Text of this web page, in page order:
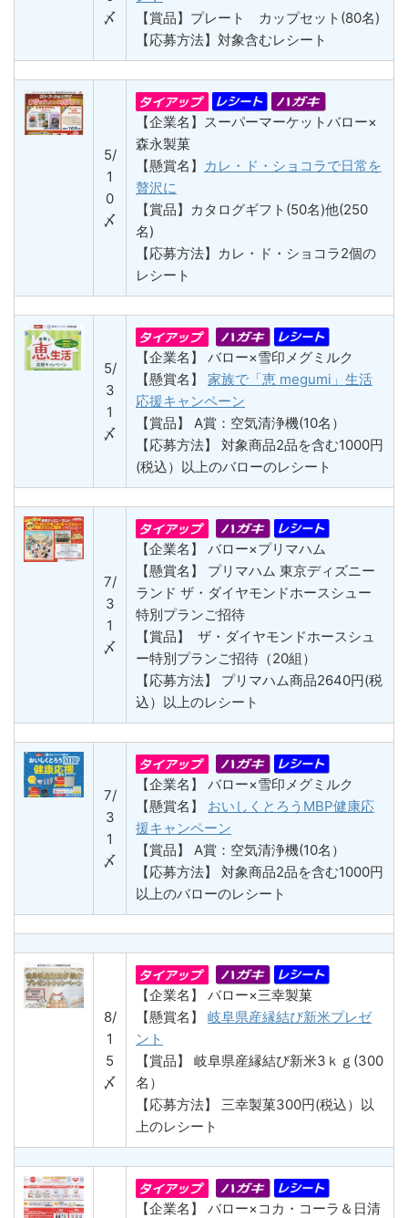
〆
【賞品】プレート カップセット(80名)
【応募方法】対象含むレシート
5/
1
0
〆
【企業名】スーパーマーケットバロー×
森永製菓
【懸賞名】 カレ・ド・ショコラで日常を
贅沢に
【賞品】カタログギフト(50名)他(250
名)
【応募方法】カレ・ド・ショコラ2個の
レシート
5/
3
1
〆
【企業名】 バロー×雪印メグミルク
【懸賞名】 家族で「恵 megumi」生活
応援キャンペーン
【賞品】 A賞：空気清浄機(10名）
【応募方法】 対象商品2品を含む1000円
(税込）以上のバローのレシート
7/
3
1
〆
【企業名】 バロー×プリマハム
【懸賞名】 プリマハム 東京ディズニー
ランド ザ・ダイヤモンドホースシュー
特別プランご招待
【賞品】 ザ・ダイヤモンドホースシュ
ー特別プランご招待（20組）
【応募方法】 プリマハム商品2640円(税
込）以上のレシート
7/
3
1
〆
【企業名】 バロー×雪印メグミルク
【懸賞名】 おいしくとろうMBP健康応
援キャンペーン
【賞品】 A賞：空気清浄機(10名）
【応募方法】 対象商品2品を含む1000円
以上のバローのレシート
8/
1
5
〆
【企業名】 バロー×三幸製菓
【懸賞名】 岐阜県産縁結び新米プレゼ
ント
【賞品】 岐阜県産縁結び新米3ｋｇ(300
名）
【応募方法】 三幸製菓300円(税込）以
上のレシート
【企業名】 バロー×コカ・コーラ＆日清